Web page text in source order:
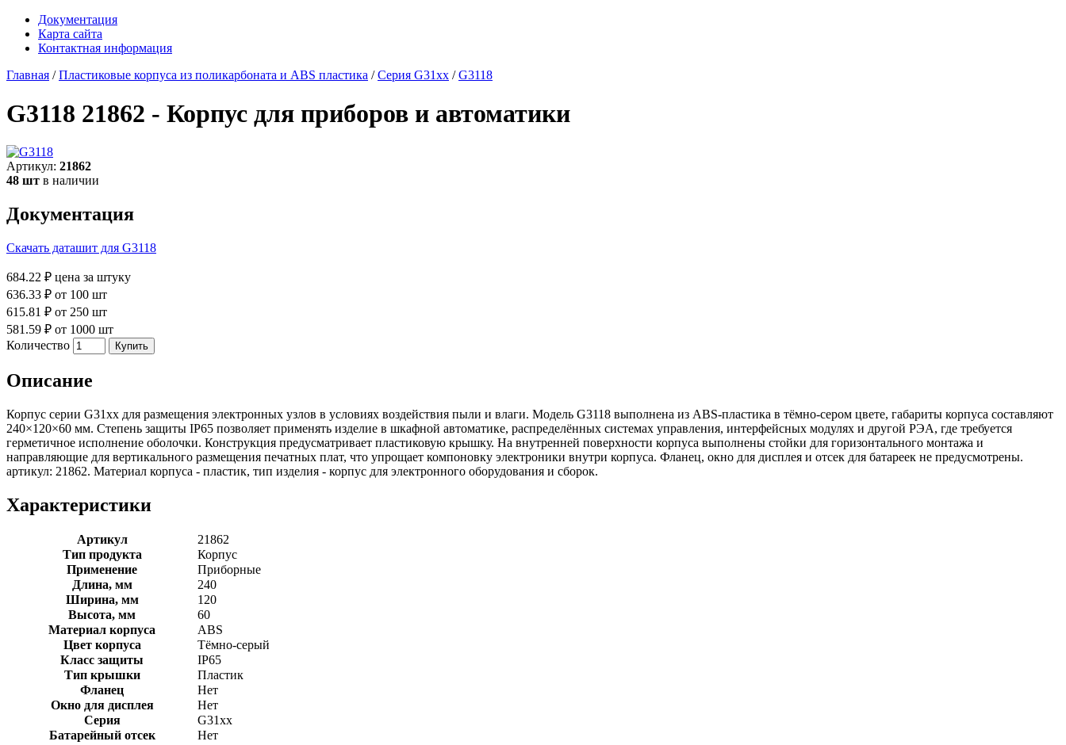
Документация
Карта сайта
Контактная информация
Главная /Пластиковые корпуса из поликарбоната и ABS пластика /Серия G31xx /G3118
G3118 21862 - Корпус для приборов и автоматики
Артикул: 21862
48 шт в наличии
Документация
Скачать даташит для G3118
684.22 ₽ цена за штуку
636.33 ₽ от 100 шт
615.81 ₽ от 250 шт
581.59 ₽ от 1000 шт
Количество
Описание
Корпус серии G31xx для размещения электронных узлов в условиях воздействия пыли и влаги. Модель G3118 выполнена из ABS-пластика в тёмно-сером цвете, габариты корпуса составляют
240×120×60 мм. Степень защиты IP65 позволяет применять изделие в шкафной автоматике, распределённых системах управления, интерфейсных модулях и другой РЭА, где требуется
герметичное исполнение оболочки. Конструкция предусматривает пластиковую крышку. На внутренней поверхности корпуса выполнены стойки для горизонтального монтажа и
направляющие для вертикального размещения печатных плат, что упрощает компоновку электроники внутри корпуса. Фланец, окно для дисплея и отсек для батареек не предусмотрены.
артикул: 21862. Материал корпуса - пластик, тип изделия - корпус для электронного оборудования и сборок.
Характеристики
Артикул
21862
Тип продукта
Корпус
Применение
Приборные
Длина, мм
240
Ширина, мм
120
Высота, мм
60
Материал корпуса
ABS
Цвет корпуса
Тёмно-серый
Класс защиты
IP65
Тип крышки
Пластик
Фланец
Нет
Окно для дисплея
Нет
Серия
G31xx
Батарейный отсек
Нет